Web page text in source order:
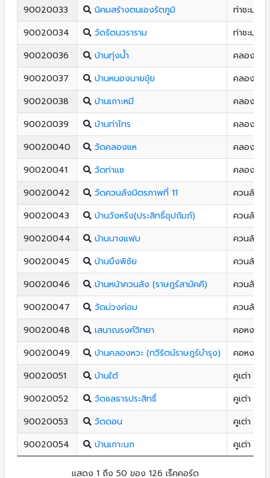
90020033
นิคมสร้างตนเองรัตภูมิ
ท่าชะมวง
90020034
วัดรัตนวราราม
ท่าชะมวง
90020036
บ้านทุ่งนํ้า
คลองแห
90020037
บ้านหนองนายขุ้ย
คลองแห
90020038
บ้านเกาะหมี
คลองแห
90020039
บ้านท่าไทร
คลองแห
90020040
วัดคลองแห
คลองแห
90020041
วัดท่าแซ
คลองอู่ตะ
90020042
วัดควนลังมิตรภาพที่ 11
ควนลัง
90020043
บ้านวังหรัง(ประสิทธิ์อุปถัมภ์)
ควนลัง
90020044
บ้านบางแฟบ
ควนลัง
90020045
บ้านบึงพิชัย
ควนลัง
90020046
บ้านหน้าควนลัง (ราษฎร์สามัคคี)
ควนลัง
90020047
วัดม่วงค่อม
ควนลัง
90020048
เสนาณรงค์วิทยา
คอหงส์
90020049
บ้านคลองหวะ (ทวีรัตน์ราษฎร์บํารุง)
คอหงส์
90020051
บ้านใต้
คูเต่า
90020052
วัดชลธารประสิทธิ์
คูเต่า
90020053
วัดดอน
คูเต่า
90020054
บ้านเกาะนก คูเต่า
แสดง 1 ถึง 50 ของ 126 เร็คคอร์ด